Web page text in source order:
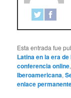
Esta entrada fue
Latina en la era
conferencia online,
Iberoamericana,
enlace